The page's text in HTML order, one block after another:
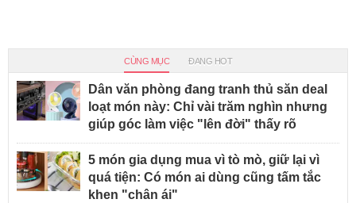
CÙNG MỤC ĐANG HOT
Dân văn phòng đang tranh thủ săn deal
loạt món này: Chỉ vài trăm nghìn nhưng
giúp góc làm việc "lên đời" thấy rõ
5 món gia dụng mua vì tò mò, giữ lại vì
quá tiện: Có món ai dùng cũng tấm tắc
khen "chân ái"